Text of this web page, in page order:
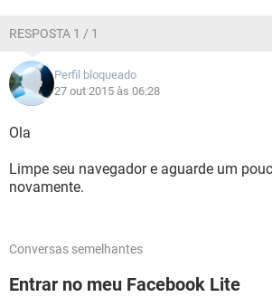
RESPOSTA 1 / 1
Perfil bloqueado
27 out 2015 às 06:28
Ola
Limpe seu navegador e aguarde um
novamente.
Conversas semelhantes
Entrar no meu Facebook Lite